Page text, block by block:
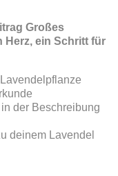
Großes
Herz, ein Schritt für
der Beschreibung
deinem Lavendel